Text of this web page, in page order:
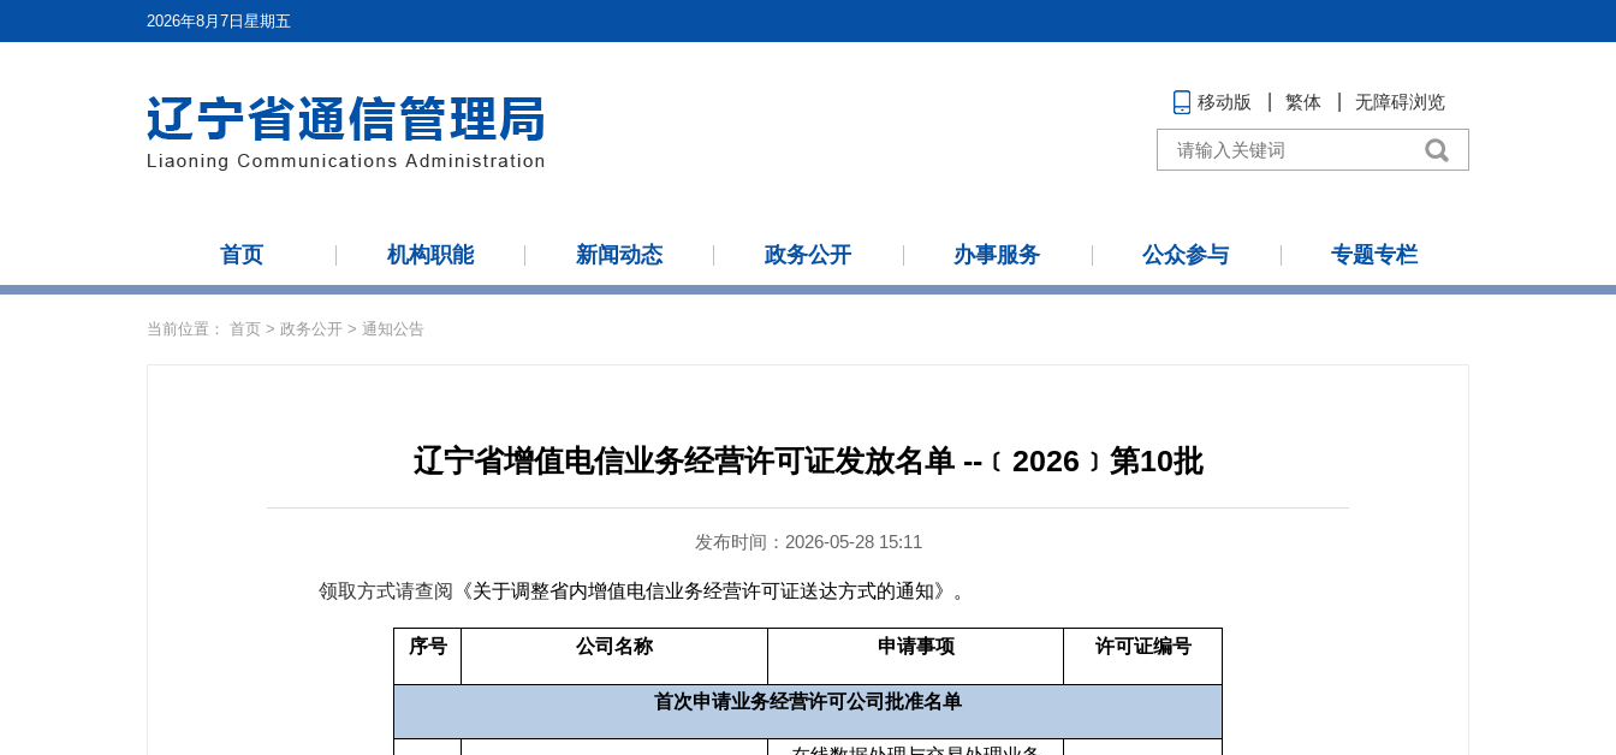
2026年8月7日星期五
移动版 繁体 无障碍浏览
首页 机构职能 新闻动态 政务公开 办事服务 公众参与 专题专栏
当前位置： 首页 > 政务公开 > 通知公告
辽宁省增值电信业务经营许可证发放名单 --﹝2026﹞第10批
发布时间：2026-05-28 15:11
领取方式请查阅 《关于调整省内增值电信业务经营许可证送达方式的通知》。
序号 公司名称 申请事项 许可证编号
首次申请业务经营许可公司批准名单